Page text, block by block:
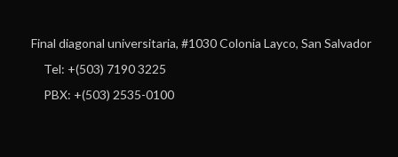
Final diagonal universitaria, #1030 Colonia Layco, San Salvador
Tel: +(503) 7190 3225
PBX: +(503) 2535-0100